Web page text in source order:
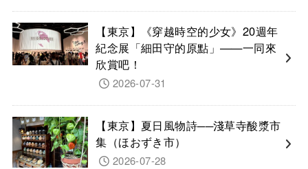
【東京】《穿越時空的少女》20週年
紀念展「細田守的原點」——一同來
欣賞吧！
2026-07-31
【東京】夏日風物詩──淺草寺酸漿市
集（ほおずき市）
2026-07-28